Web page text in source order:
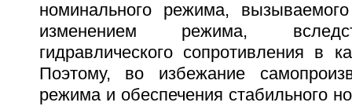
номинального режима,
изменением режима,
гидравлического сопротивления в
Поэтому, во избежание
режима и обеспечения стабильного